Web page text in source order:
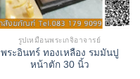
รูปเหมือนพระเกจิอาจารย์
พระอินทร์ ทองเหลือง รมมันปู
หน้าตัก 30 นิ้ว